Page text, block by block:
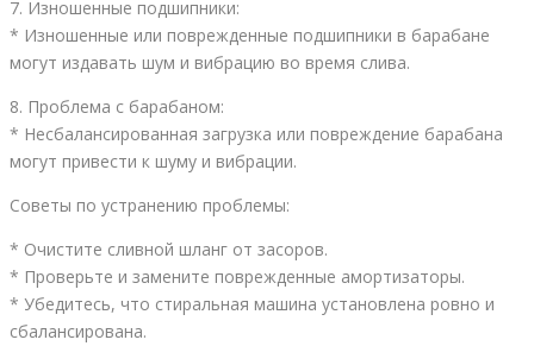
7. Изношенные подшипники:
* Изношенные или поврежденные подшипники в барабане
могут издавать шум и вибрацию во время слива.
8. Проблема с барабаном:
* Несбалансированная загрузка или повреждение барабана
могут привести к шуму и вибрации.
Советы по устранению проблемы:
* Очистите сливной шланг от засоров.
* Проверьте и замените поврежденные амортизаторы.
* Убедитесь, что стиральная машина установлена ровно и
сбалансирована.